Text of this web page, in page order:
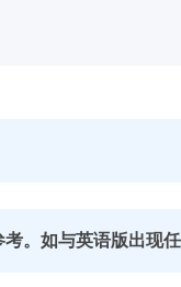
。如与英语版出现